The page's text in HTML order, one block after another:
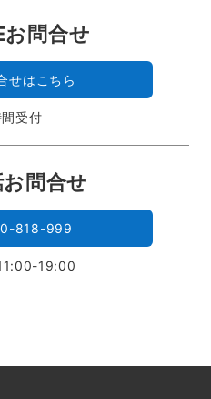
お問合せ
せはこちら
受付
お問合せ
818-999
19:00